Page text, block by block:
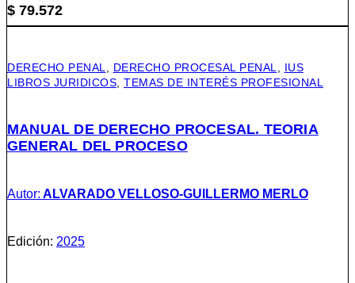
$ 79.572
DERECHO PENAL DERECHO PROCESAL PENAL
IUS
LIBROS JURIDICOS TEMAS DE INTERÉS PROFESIONAL
MANUAL DE DERECHO PROCESAL. TEORIA
GENERAL DEL PROCESO
Autor: ALVARADO VELLOSO-GUILLERMO MERLO
Edición: 2025